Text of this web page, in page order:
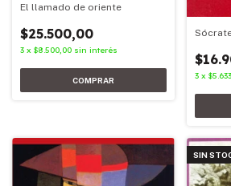
El llamado de oriente
$25.500,00
3 x $8.500,00 sin interés
3 x
SIN